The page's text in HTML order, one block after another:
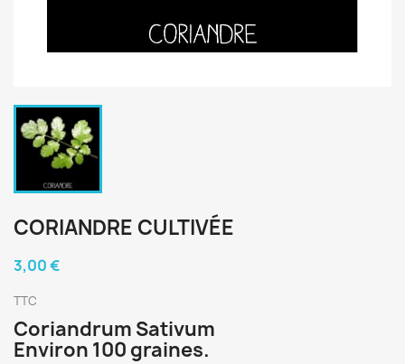
CORIANDRE CULTIVÉE
3,00 €
TTC
Coriandrum Sativum
Environ 100 graines.